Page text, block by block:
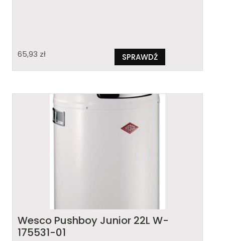
65,93 zł SPRAWDŹ
Wesco Pushboy Junior 22L W-
175531-01